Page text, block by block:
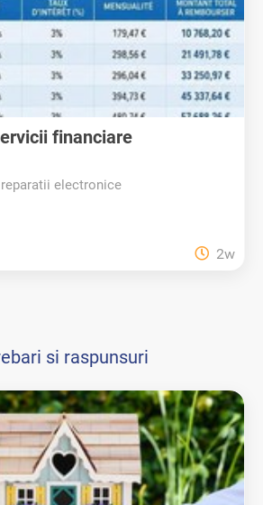
financiare
reparatii electronice
2w
si raspunsuri